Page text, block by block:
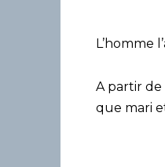
L’homme
A partir
que mari